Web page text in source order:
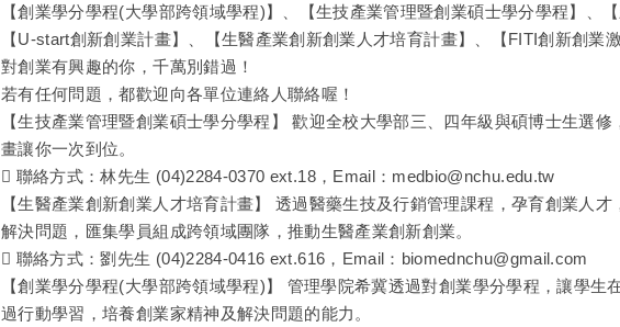
【創業學分學程(大學部跨領域學程)】、【生技產業管理暨創業碩士學分學程】、
【U-start創新創業計畫】、【生醫產業創新創業人才培育計畫】、【FITI創新創業
對創業有興趣的你，千萬別錯過！
若有任何問題，都歡迎向各單位連絡人聯絡喔！
【生技產業管理暨創業碩士學分學程】 歡迎全校大學部三、四年級與碩博士生選
畫讓你一次到位。
 聯絡方式：林先生 (04)2284-0370 ext.18，Email：medbio@nchu.edu.tw
【生醫產業創新創業人才培育計畫】 透過醫藥生技及行銷管理課程，孕育創業人
解決問題，匯集學員組成跨領域團隊，推動生醫產業創新創業。
 聯絡方式：劉先生 (04)2284-0416 ext.616，Email：biomednchu@gmail.com
【創業學分學程(大學部跨領域學程)】 管理學院希冀透過對創業學分學程，讓學生
過行動學習，培養創業家精神及解決問題的能力。